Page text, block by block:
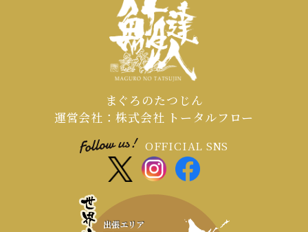
まぐろのたつじん
運営会社：株式会社 トータルフロー
OFFICIAL SNS
出張エリア